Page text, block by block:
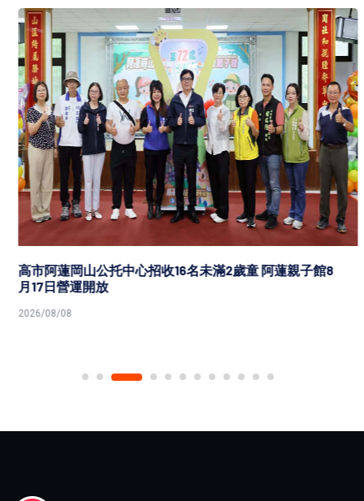
高市阿蓮岡山公托中心招收16名未滿2歲童 阿蓮親子館8
月17日營運開放
2026/08/08